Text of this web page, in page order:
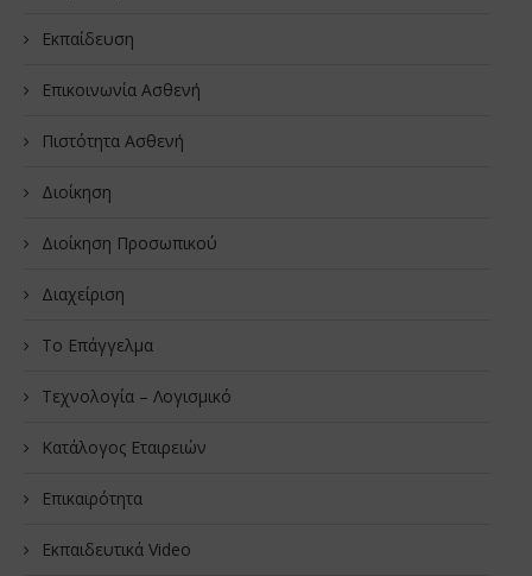
Εκπαίδευση
Επικοινωνία Ασθενή
Πιστότητα Ασθενή
Διοίκηση
Διοίκηση Προσωπικού
Διαχείριση
Το Επάγγελμα
Τεχνολογία – Λογισμικό
Κατάλογος Εταιρειών
Επικαιρότητα
Εκπαιδευτικά Video